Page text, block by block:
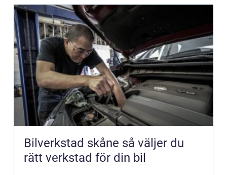
Bilverkstad skåne så väljer du
rätt verkstad för din bil